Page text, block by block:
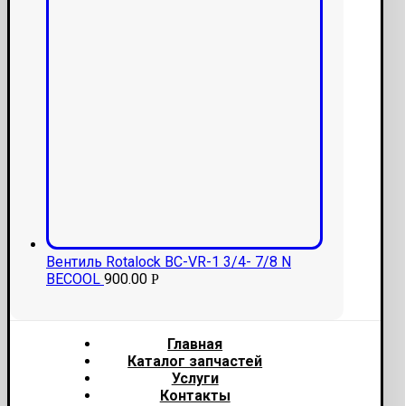
Вентиль Rotalock BC-VR-1 3/4- 7/8 N
BECOOL 900.00 Р
Главная
Каталог запчастей
Услуги
Контакты